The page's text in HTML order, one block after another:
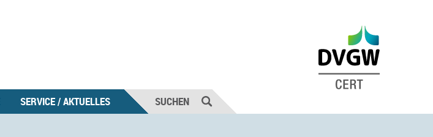
SERVICE / AKTUELLES SUCHEN